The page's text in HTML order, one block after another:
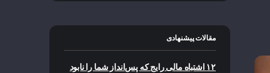
مقالات پیشنهادی
۱۲ اشتباه مالی رایج که پس‌انداز شما را نابود